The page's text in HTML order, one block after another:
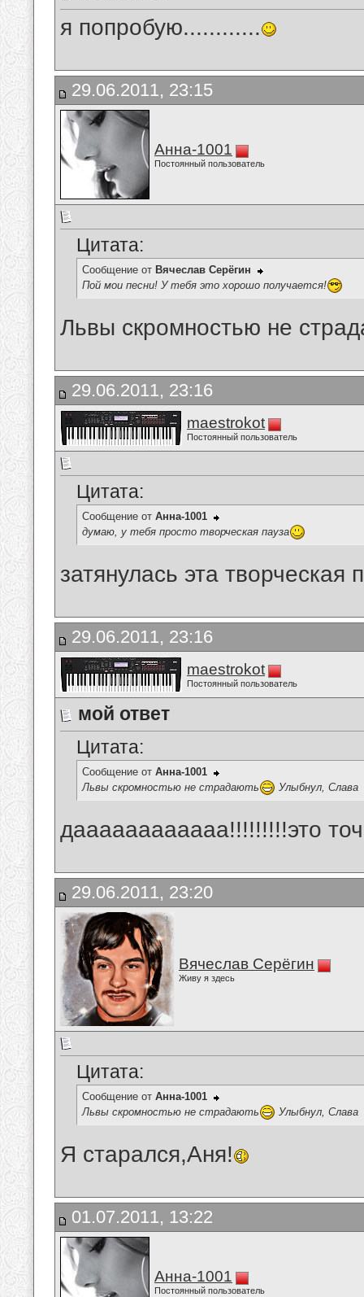
я попробую............
29.06.2011, 23:15
Анна-1001
Постоянный пользователь
Цитата:
Сообщение от Вячеслав Серёгин
Пой мои песни! У тебя это хорошо получается!
Львы скромностью не
29.06.2011, 23:16
maestrokot
Постоянный пользователь
Цитата:
Сообщение от Анна-1001
думаю, у тебя просто творческая пауза
затянулась эта творческая
29.06.2011, 23:16
maestrokot
Постоянный пользователь
мой ответ
Цитата:
Сообщение от Анна-1001
Львы скромностью не страдають
Улыбнул, Слава
даааааааааааа!!!!!!!!!это
29.06.2011, 23:20
Вячеслав Серёгин
Живу я здесь
Цитата:
Сообщение от Анна-1001
Львы скромностью не страдають
Улыбнул, Слава
Я старался,Аня!
01.07.2011, 13:22
Анна-1001
Постоянный пользователь